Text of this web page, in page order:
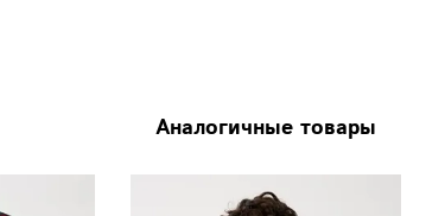
Аналогичные товары